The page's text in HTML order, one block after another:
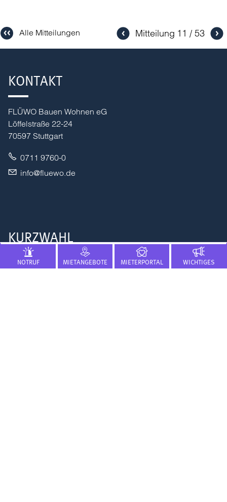
Alle Mitteilungen Mitteilung 11 53
KONTAKT
FLÜWO Bauen Wohnen eG
Löffelstraße 22-24
70597 Stuttgart
0711 9760-0
nf
fl w d
KURZWAHL
Presse
NOTRUF MIETANGEBOTE MIETERPORTAL WICHTIGES